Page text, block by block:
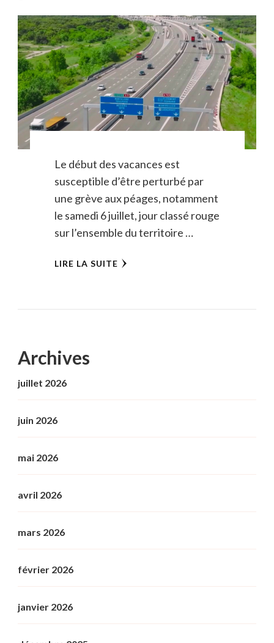
Le début des vacances est
susceptible d’être perturbé par
une grève aux péages, notamment
le samedi 6 juillet, jour classé rouge
sur l’ensemble du territoire …
LIRE LA SUITE
Archives
juillet 2026
juin 2026
mai 2026
avril 2026
mars 2026
février 2026
janvier 2026